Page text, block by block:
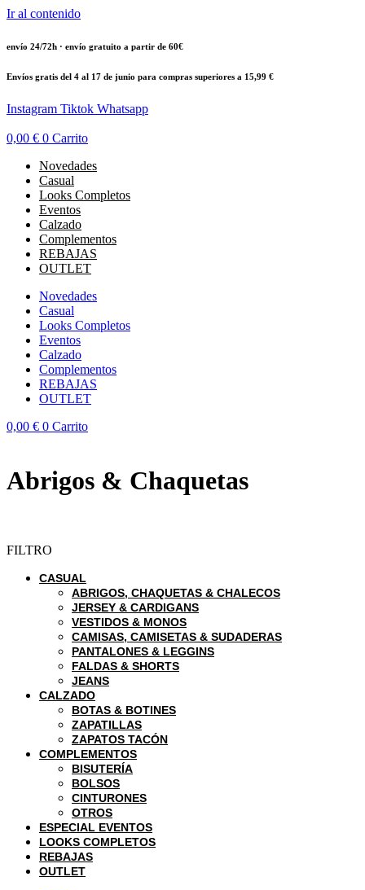
Ir al contenido
envío 24/72h · envío gratuito a partir de 60€
Envíos gratis del 4 al 17 de junio para compras superiores a 15,99 €
Instagram Tiktok Whatsapp
0,00 € 0 Carrito
Novedades
Casual
Looks Completos
Eventos
Calzado
Complementos
REBAJAS
OUTLET
Novedades
Casual
Looks Completos
Eventos
Calzado
Complementos
REBAJAS
OUTLET
0,00 € 0 Carrito
Abrigos & Chaquetas
FILTRO
CASUAL
ABRIGOS, CHAQUETAS & CHALECOS
JERSEY & CARDIGANS
VESTIDOS & MONOS
CAMISAS, CAMISETAS & SUDADERAS
PANTALONES & LEGGINS
FALDAS & SHORTS
JEANS
CALZADO
BOTAS & BOTINES
ZAPATILLAS
ZAPATOS TACÓN
COMPLEMENTOS
BISUTERÍA
BOLSOS
CINTURONES
OTROS
ESPECIAL EVENTOS
LOOKS COMPLETOS
REBAJAS
OUTLET